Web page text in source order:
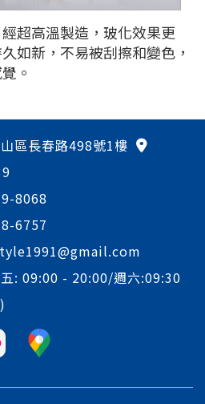
超高溫製造，玻化效果更
如新，不易被刮擦和變色，
。
區長春路498號1樓
8068
6757
: 09:00 - 20:00/週六:09:30